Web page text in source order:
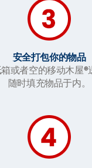
安全打包你的物品
或者空的移动木屋
随时填充物品于内。